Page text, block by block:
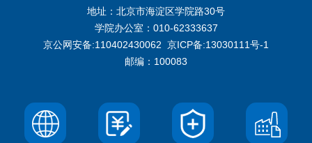
地址：北京市海淀区学院路30号
学院办公室：010-62333637
京公网安备:110402430062 京ICP备:13030111号-1
邮编：100083